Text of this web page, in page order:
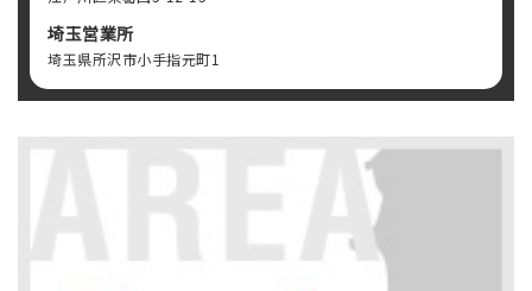
埼玉営業所
埼玉県所沢市小手指元町1